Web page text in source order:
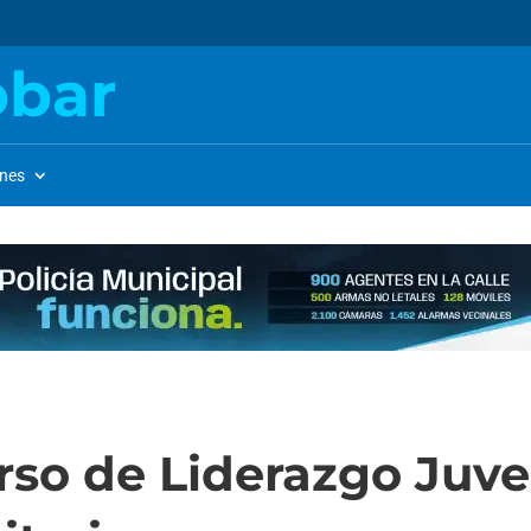
de Liderazgo